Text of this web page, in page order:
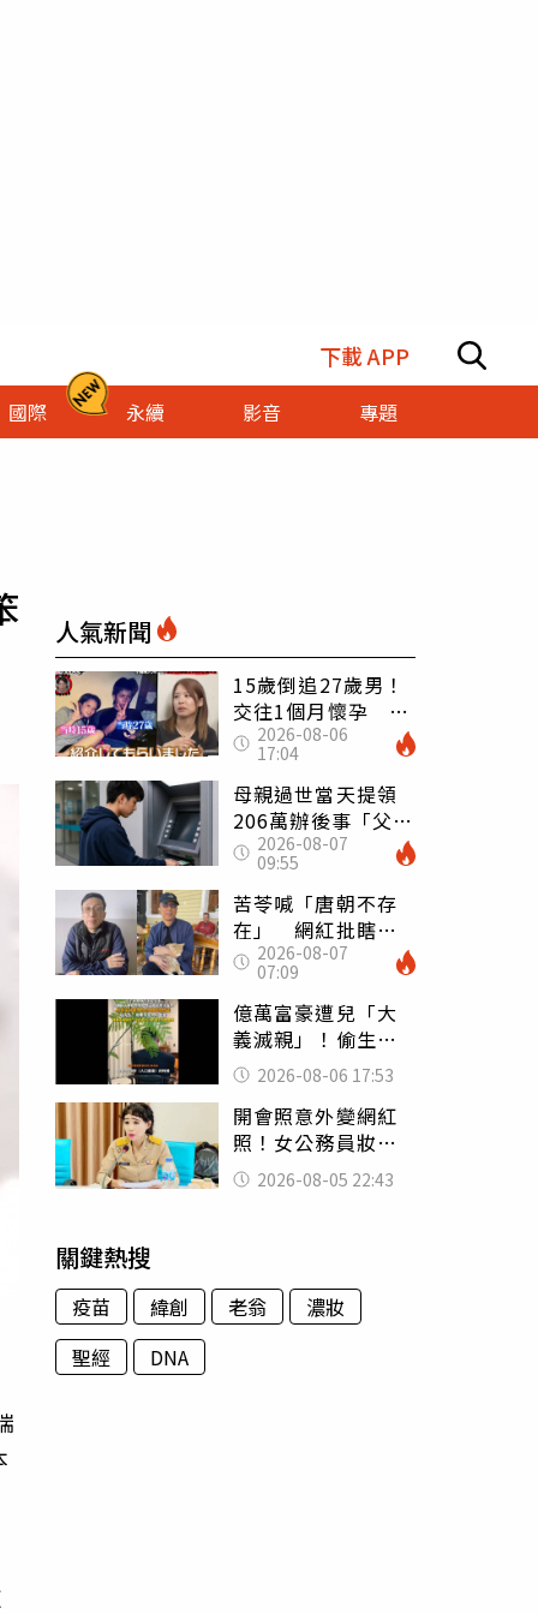
下載 APP
國際 永續 影音 專題
人氣新聞
15歲倒追27歲男！
交往1個月懷孕 36
歲當阿嬤故事曝光
2026-08-06
17:04
母親過世當天提領
206萬辦後事「父子
遭判刑」 律師：
搶錢先下手是罪
2026-08-07
09:55
苦苓喊「唐朝不存
在」 網紅批瞎編
歷史：李白、杜甫
用鮮卑文寫詩？
2026-08-07
07:09
億萬富豪遭兒「大
義滅親」！偷生子
怕曝光 竟盜鄰居
身份辦假證落戶
2026-08-06 17:53
開會照意外變網紅
照！女公務員妝容
掀2千則留言 本人
怒嗆：化妝有錯嗎
2026-08-05 22:43
關鍵熱搜
疫苗 緯創 老翁
濃妝
聖經
DNA